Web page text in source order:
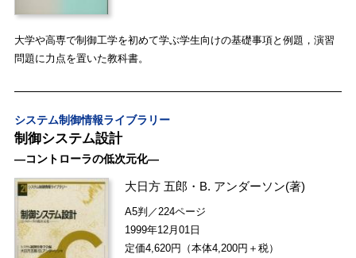
大学や高専で制御工学を初めて学ぶ学生向けの基礎事項と例題，演習
問題に力点を置いた教科書。
システム制御情報ライブラリー
制御システム設計
―コントローラの低次元化―
大日方 五郎 ・ B. アンダーソン(著)
A5判／224ページ
1999年12月01日
定価4,620円（本体4,200円＋税）